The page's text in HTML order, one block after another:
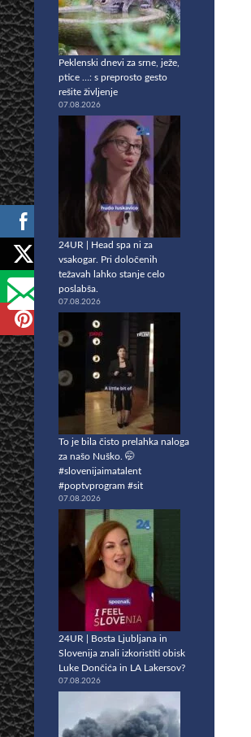
Peklenski dnevi za srne, ježe,
ptice …: s preprosto gesto
rešite življenje
07.08.2026
24UR | Head spa ni za
vsakogar. Pri določenih
težavah lahko stanje celo
poslabša.
07.08.2026
To je bila čisto prelahka naloga
za našo Nuško. 🤭
#slovenijaimatalent
#poptvprogram #sit
07.08.2026
24UR | Bosta Ljubljana in
Slovenija znali izkoristiti obisk
Luke Dončića in LA Lakersov?
07.08.2026